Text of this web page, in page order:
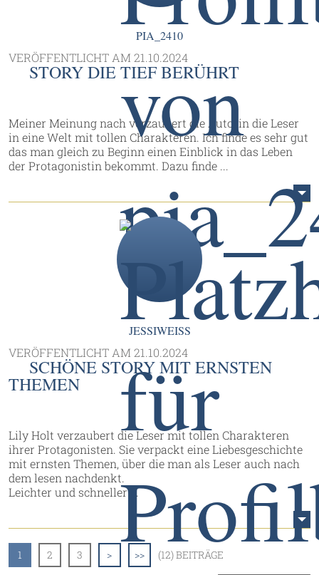
PIA_2410
VERÖFFENTLICHT AM 21.10.2024
STORY DIE TIEF BERÜHRT
Meiner Meinung nach verzaubert die Autorin die Leser
in eine Welt mit tollen Charakteren. Ich finde es sehr gut
das man gleich zu Beginn einen Einblick in das Leben
der Protagonistin bekommt. Dazu finde ...
JESSIWEISS
VERÖFFENTLICHT AM 21.10.2024
SCHÖNE STORY MIT ERNSTEN
THEMEN
Lily Holt verzaubert die Leser mit tollen Charakteren
ihrer Protagonisten. Sie verpackt eine Liebesgeschichte
mit ernsten Themen, über die man als Leser auch nach
dem lesen nachdenkt.
Leichter und schneller ...
1 2 3 > >> (12) BEITRÄGE